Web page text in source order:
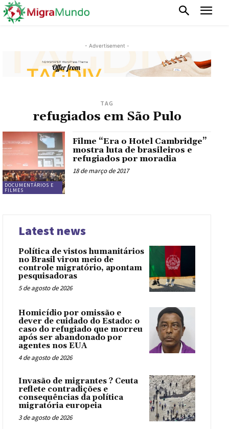
- Advertisement -
TAG
refugiados em São Pulo
DOCUMENTÁRIOS E
FILMES
Filme “Era o Hotel Cambridge”
mostra luta de brasileiros e
refugiados por moradia
18 de março de 2017
Latest news
Política de vistos humanitários
no Brasil virou meio de
controle migratório, apontam
pesquisadoras
5 de agosto de 2026
Homicídio por omissão e
dever de cuidado do Estado: o
caso do refugiado que morreu
após ser abandonado por
agentes nos EUA
4 de agosto de 2026
Invasão de migrantes ? Ceuta
reflete contradições e
consequências da política
migratória europeia
3 de agosto de 2026